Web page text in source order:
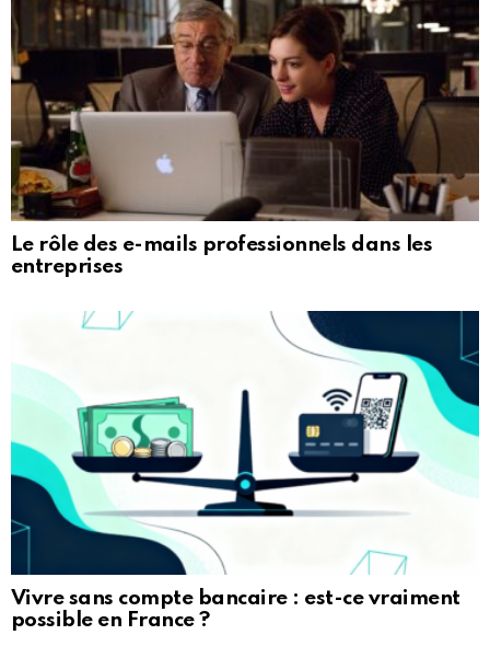
Le rôle des e-mails professionnels dans les
entreprises
Vivre sans compte bancaire : est-ce vraiment
possible en France ?